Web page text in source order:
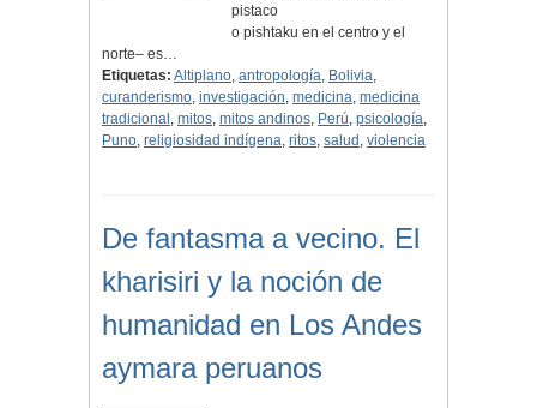
pistaco
o pishtaku en el centro y el
norte– es…
Etiquetas: Altiplano, antropología, Bolivia,
curanderismo, investigación, medicina, medicina
tradicional , mitos, mitos andinos, Perú, psicología,
Puno, religiosidad indígena, ritos, salud , violencia
De fantasma a vecino. El
kharisiri y la noción de
humanidad en Los Andes
aymara peruanos